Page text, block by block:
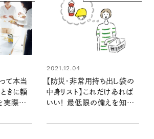
て本当
きに頼
実際に
2021.12.04
【防災・非常用持ち出し袋の
中身リスト】これだけあれば
いい！ 最低限の備えを知る